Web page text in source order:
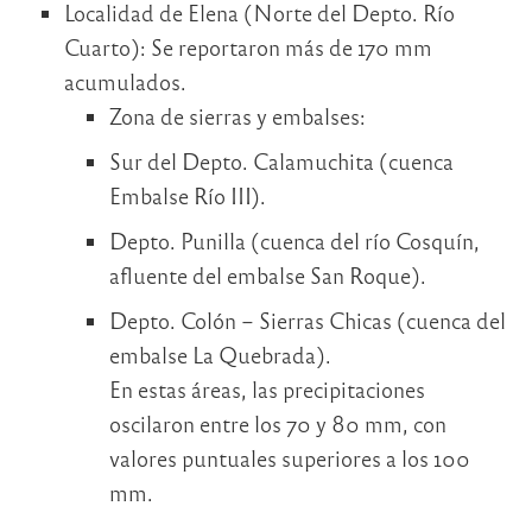
Localidad de Elena (Norte del Depto. Río
Cuarto): Se reportaron más de 170 mm
acumulados.
Zona de sierras y embalses:
Sur del Depto. Calamuchita (cuenca
Embalse Río III).
Depto. Punilla (cuenca del río Cosquín,
afluente del embalse San Roque).
Depto. Colón – Sierras Chicas (cuenca del
embalse La Quebrada).
En estas áreas, las precipitaciones
oscilaron entre los 70 y 80 mm, con
valores puntuales superiores a los 100
mm.